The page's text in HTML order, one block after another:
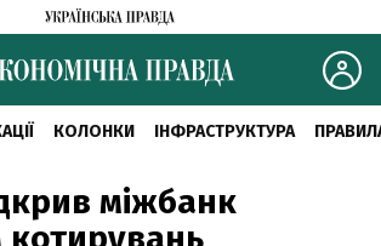
КОЛОНКИ ІНФРАСТРУКТУРА
міжбанк